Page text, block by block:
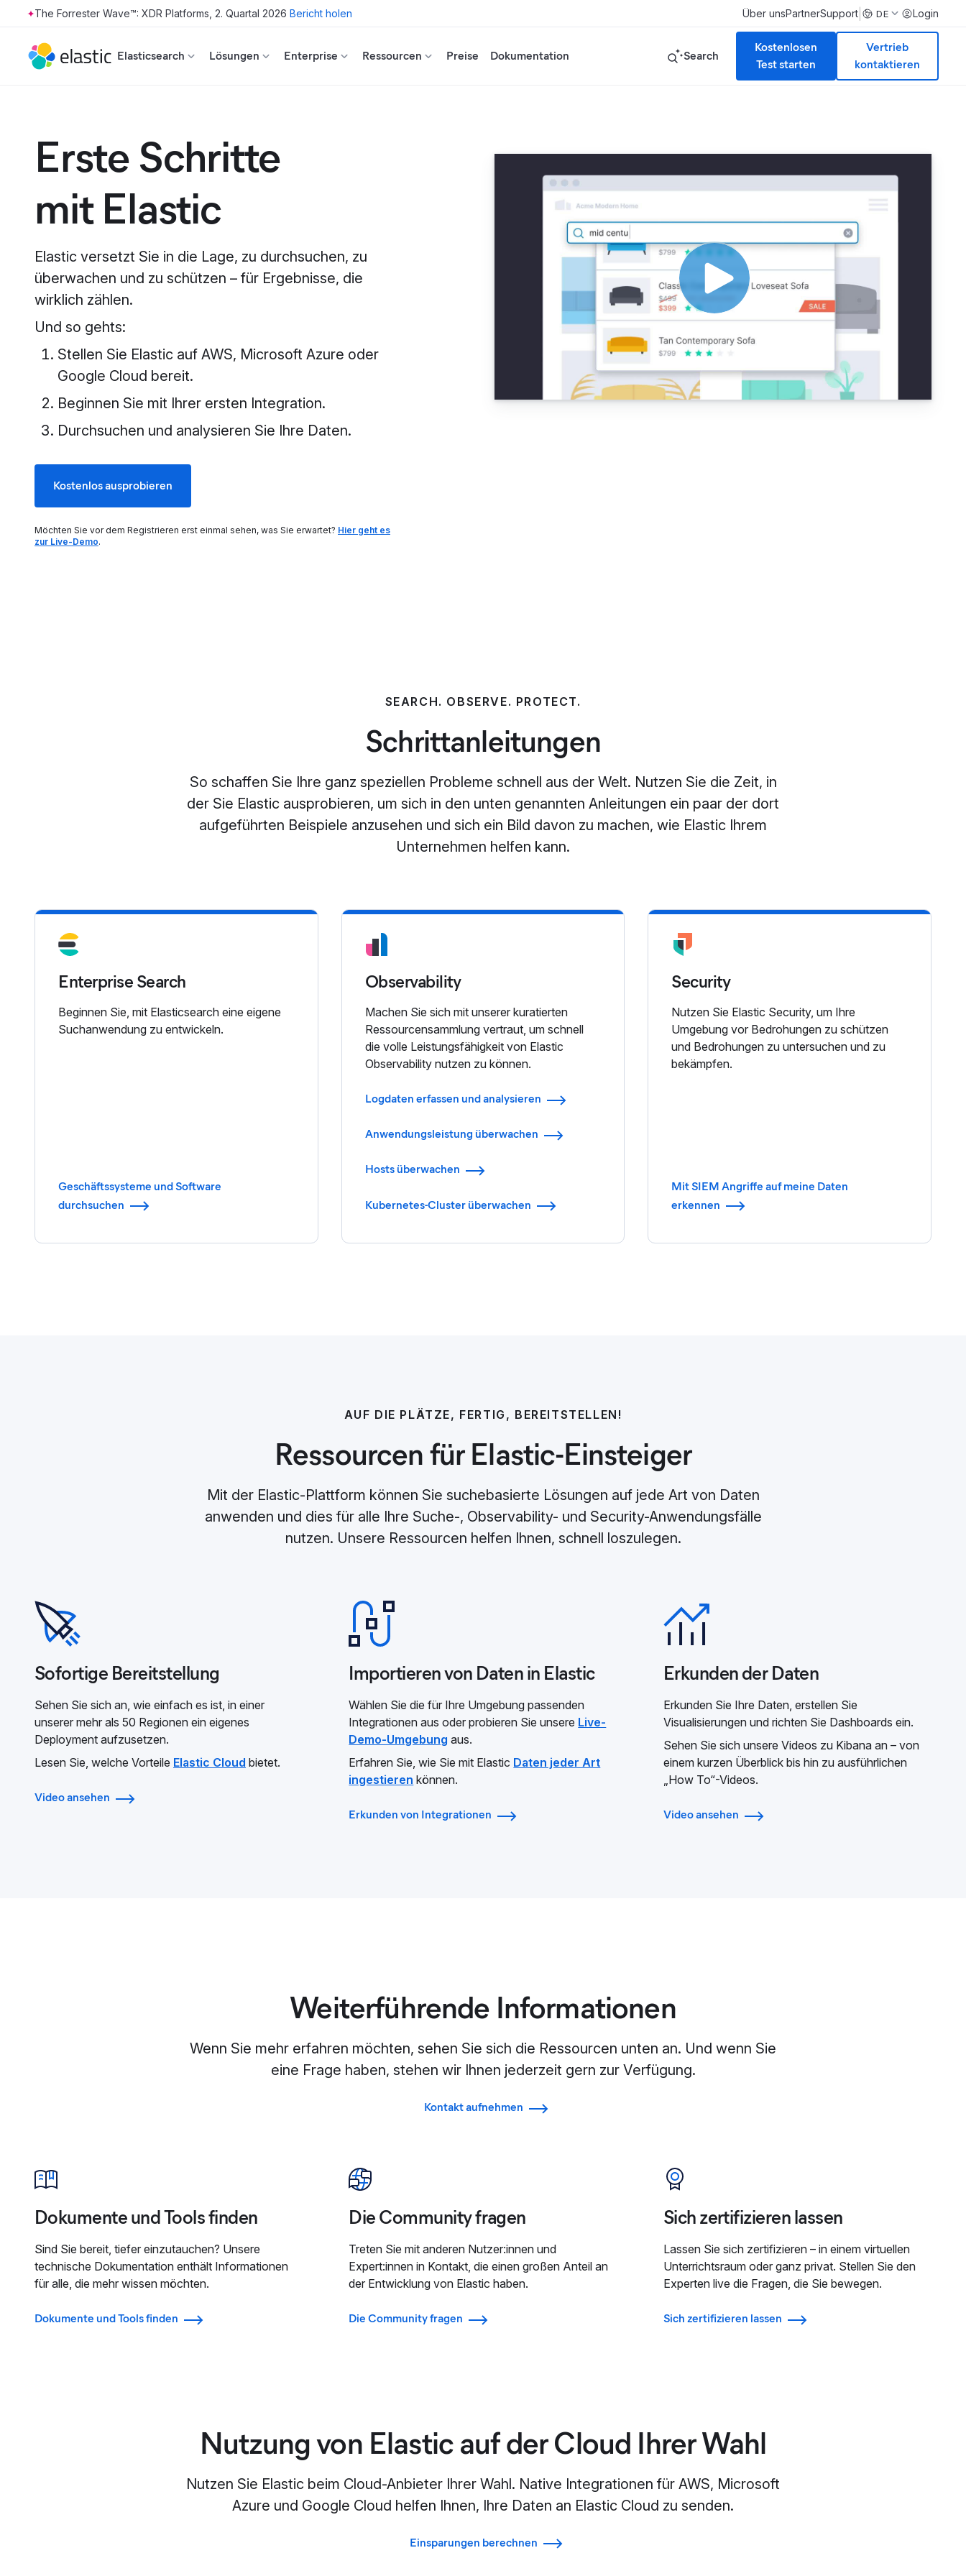
Skip to main content
The Forrester Wave™: XDR Platforms, 2. Quartal 2026 Bericht holen Über unsPartnerSupport DE Login
Elasticsearch Lösungen Enterprise Ressourcen Preise Dokumentation Search
Kostenlosen
Test starten
Vertrieb
kontaktieren
Erste Schritte
mit Elastic
Elastic versetzt Sie in die Lage, zu durchsuchen, zu
überwachen und zu schützen – für Ergebnisse, die
wirklich zählen.
Und so gehts:
Stellen Sie Elastic auf AWS, Microsoft Azure oder
Google Cloud bereit.
Beginnen Sie mit Ihrer ersten Integration.
Durchsuchen und analysieren Sie Ihre Daten.
Kostenlos ausprobieren
Möchten Sie vor dem Registrieren erst einmal sehen, was Sie erwartet? Hier geht es
zur Live-Demo.
SEARCH. OBSERVE. PROTECT.
Schrittanleitungen
So schaffen Sie Ihre ganz speziellen Probleme schnell aus der Welt. Nutzen Sie die Zeit, in
der Sie Elastic ausprobieren, um sich in den unten genannten Anleitungen ein paar der dort
aufgeführten Beispiele anzusehen und sich ein Bild davon zu machen, wie Elastic Ihrem
Unternehmen helfen kann.
Enterprise Search
Beginnen Sie, mit Elasticsearch eine eigene
Suchanwendung zu entwickeln.
Geschäftssysteme und Software
durchsuchen
Observability
Machen Sie sich mit unserer kuratierten
Ressourcensammlung vertraut, um schnell
die volle Leistungsfähigkeit von Elastic
Observability nutzen zu können.
Logdaten erfassen und analysieren
Anwendungsleistung überwachen
Hosts überwachen
Kubernetes-Cluster überwachen
Security
Nutzen Sie Elastic Security, um Ihre
Umgebung vor Bedrohungen zu schützen
und Bedrohungen zu untersuchen und zu
bekämpfen.
Mit SIEM Angriffe auf meine Daten
erkennen
AUF DIE PLÄTZE, FERTIG, BEREITSTELLEN!
Ressourcen für Elastic-Einsteiger
Mit der Elastic-Plattform können Sie suchebasierte Lösungen auf jede Art von Daten
anwenden und dies für alle Ihre Suche-, Observability- und Security-Anwendungsfälle
nutzen. Unsere Ressourcen helfen Ihnen, schnell loszulegen.
Sofortige Bereitstellung
Sehen Sie sich an, wie einfach es ist, in einer
unserer mehr als 50 Regionen ein eigenes
Deployment aufzusetzen.
Lesen Sie, welche Vorteile Elastic Cloud bietet.
Video ansehen
Importieren von Daten in Elastic
Wählen Sie die für Ihre Umgebung passenden
Integrationen aus oder probieren Sie unsere Live-
Demo-Umgebung aus.
Erfahren Sie, wie Sie mit Elastic Daten jeder Art
ingestieren können.
Erkunden von Integrationen
Erkunden der Daten
Erkunden Sie Ihre Daten, erstellen Sie
Visualisierungen und richten Sie Dashboards ein.
Sehen Sie sich unsere Videos zu Kibana an – von
einem kurzen Überblick bis hin zu ausführlichen
„How To“-Videos.
Video ansehen
Weiterführende Informationen
Wenn Sie mehr erfahren möchten, sehen Sie sich die Ressourcen unten an. Und wenn Sie
eine Frage haben, stehen wir Ihnen jederzeit gern zur Verfügung.
Kontakt aufnehmen
Dokumente und Tools finden
Sind Sie bereit, tiefer einzutauchen? Unsere
technische Dokumentation enthält Informationen
für alle, die mehr wissen möchten.
Dokumente und Tools finden
Die Community fragen
Treten Sie mit anderen Nutzer:innen und
Expert:innen in Kontakt, die einen großen Anteil an
der Entwicklung von Elastic haben.
Die Community fragen
Sich zertifizieren lassen
Lassen Sie sich zertifizieren – in einem virtuellen
Unterrichtsraum oder ganz privat. Stellen Sie den
Experten live die Fragen, die Sie bewegen.
Sich zertifizieren lassen
Nutzung von Elastic auf der Cloud Ihrer Wahl
Nutzen Sie Elastic beim Cloud-Anbieter Ihrer Wahl. Native Integrationen für AWS, Microsoft
Azure und Google Cloud helfen Ihnen, Ihre Daten an Elastic Cloud zu senden.
Einsparungen berechnen